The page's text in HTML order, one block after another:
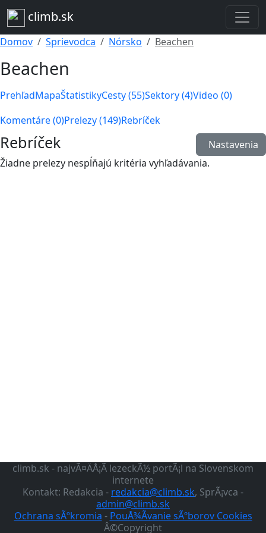
climb.sk
Domov Sprievodca Nórsko Beachen
Beachen
PrehľadMapaŠtatistikyCesty (55)Sektory (4)Video (0)
Komentáre (0)Prelezy (149)Rebríček
Rebríček
Nastavenia
Žiadne prelezy nespĺňajú kritéria vyhľadávania.
climb.sk - najvÃ¤ÄÅ¡Ã­ lezeckÃ½ portÃ¡l na Slovenskom
internete
Kontakt: Redakcia - redakcia@climb.sk, SprÃ¡vca -
admin@climb.sk
Ochrana sÃºkromia - PouÅ¾Ã­vanie sÃºborov Cookies
Â©Copyright